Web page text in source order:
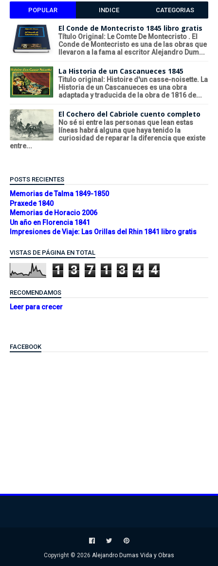
POPULAR INDICE CATEGORIAS
El Conde de Montecristo 1845 libro gratis
Título Original: Le Comte De Montecristo . El
Conde de Montecristo es una de las obras que
llevaron a la fama al escritor Alejandro Dum...
La Historia de un Cascanueces 1845
Titulo original: Histoire d'un casse-noisette. La
Historia de un Cascanueces es una obra
adaptada y traducida de la obra de 1816 de...
El Cochero del Cabriole cuento completo
No sé si entre las personas que lean estas
líneas habrá alguna que haya tenido la
curiosidad de reparar la diferencia que existe
entre...
POSTS RECIENTES
Memorias de Talma 1849-1850
Praxede 1840
Memorias de Horacio 2006
Un año en Florencia 1841
Impresiones de Viaje: Las Orillas del Rhin 1841 libro gratis
VISTAS DE PÁGINA EN TOTAL
1 3 7 1 3 4 4
RECOMENDAMOS
Leer para crecer
FACEBOOK
Copyright © 2026 Alejandro Dumas Vida y Obras